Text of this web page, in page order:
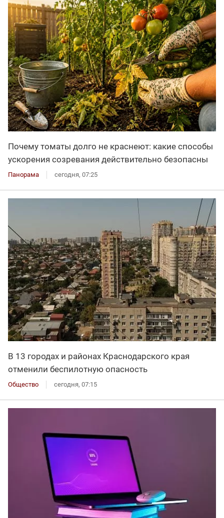
Почему томаты долго не краснеют: какие способы
ускорения созревания действительно безопасны
Панорама сегодня, 07:25
В 13 городах и районах Краснодарского края
отменили беспилотную опасность
Общество сегодня, 07:15